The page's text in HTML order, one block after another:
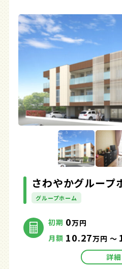
さわやかグループ
グループホーム
初期 0万円
月額 10.27万円 ～
詳細